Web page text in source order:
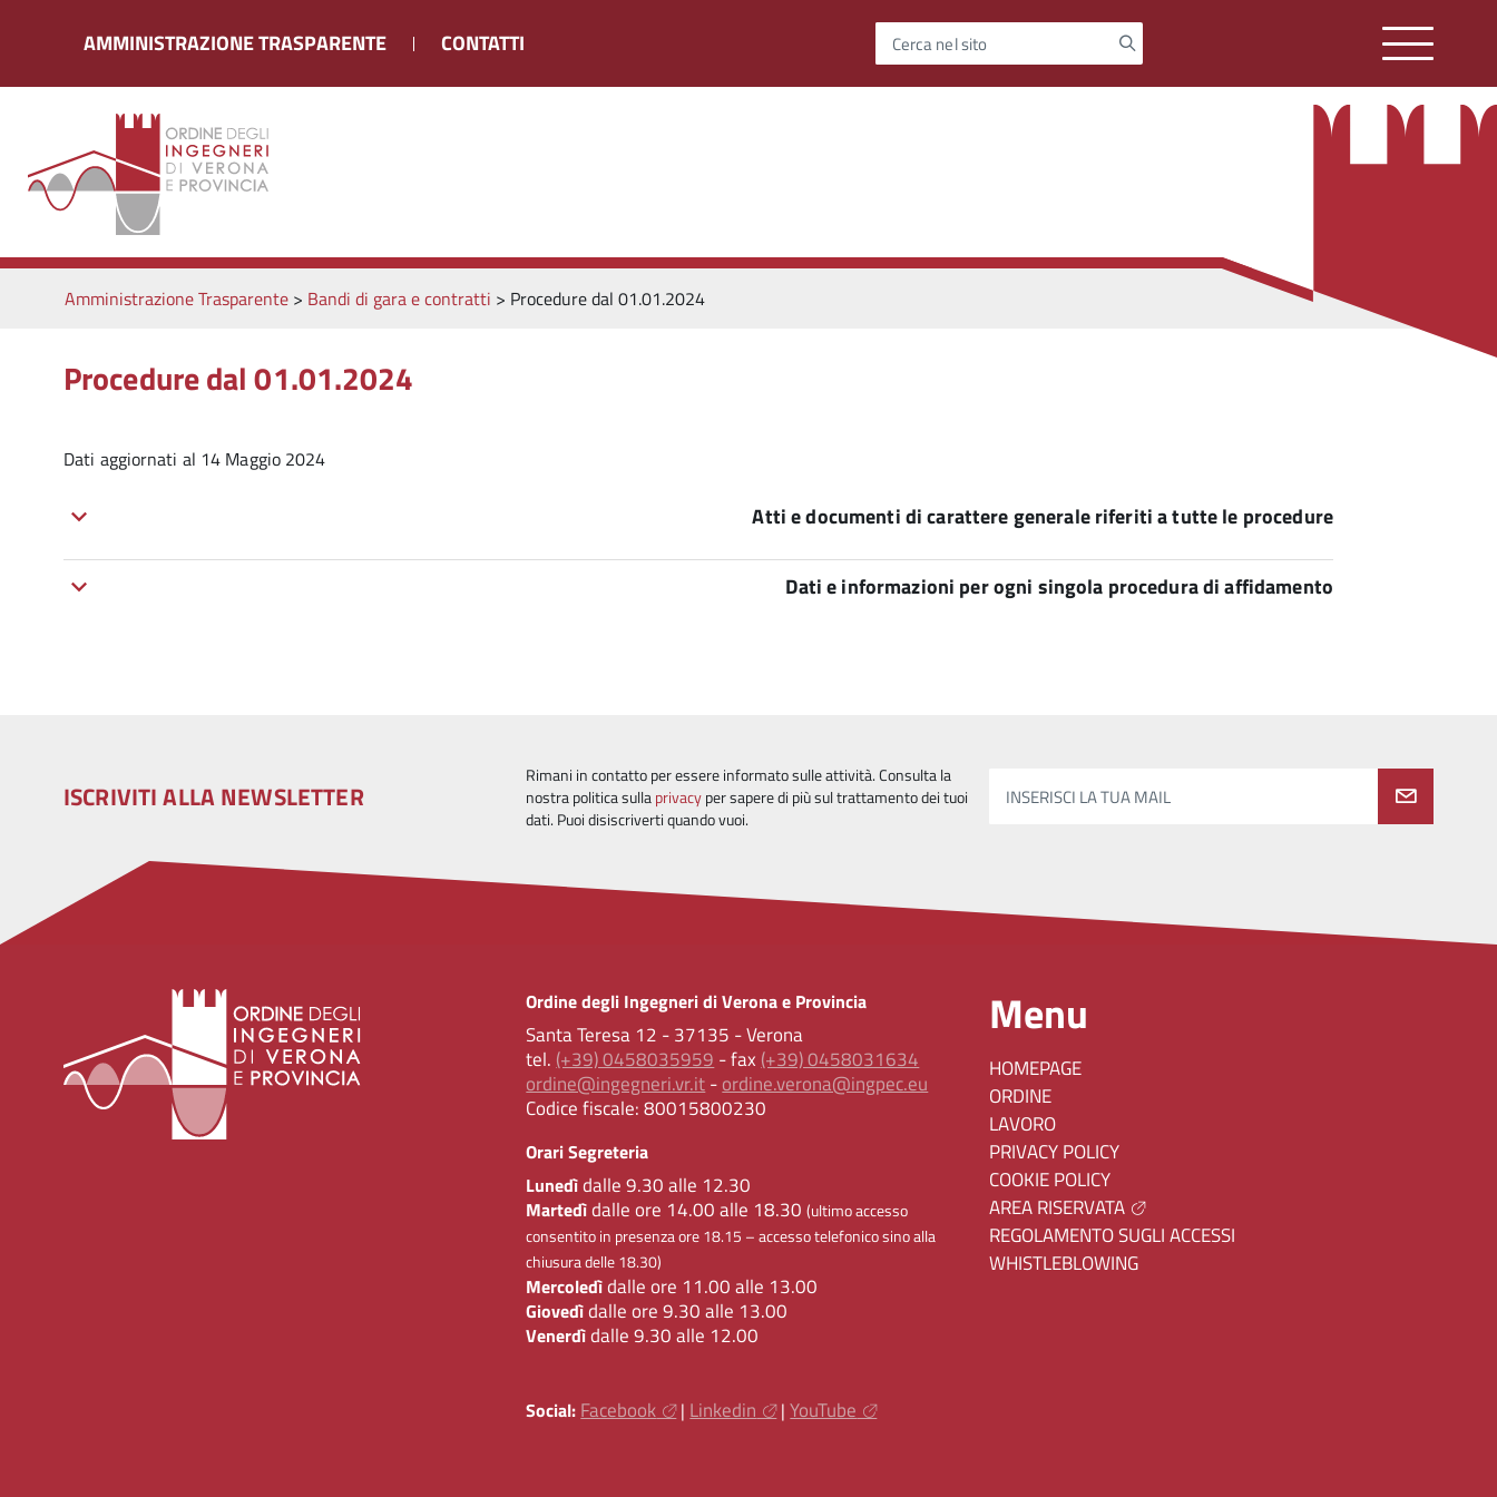
AMMINISTRAZIONE TRASPARENTE CONTATTI Cerca nel sito
Amministrazione Trasparente> Bandi di gara e contratti > Procedure dal 01.01.2024
Procedure dal 01.01.2024
Dati aggiornati al 14 Maggio 2024
Atti e documenti di carattere generale riferiti a tutte le procedure
Dati e informazioni per ogni singola procedura di affidamento
ISCRIVITI ALLA NEWSLETTER
Rimani in contatto per essere informato sulle attività. Consulta la
nostra politica sullaprivacyper sapere di più sul trattamento dei tuoi
dati. Puoi disiscriverti quando vuoi.
INSERISCI LA TUA MAIL
Ordine degli Ingegneri di Verona e Provincia
Santa Teresa 12 - 37135 - Verona
tel. (+39) 0458035959 - fax (+39) 0458031634
ordine@ingegneri.vr.it-ordine.verona@ingpec.eu
Codice fiscale:80015800230
Orari Segreteria
Lunedìdalle 9.30 alle 12.30
Martedìdalle ore 14.00 alle 18.30(ultimo accesso
consentito in presenza ore 18.15 – accesso telefonico sino alla
chiusura delle 18.30)
Mercoledìdalle ore 11.00 alle 13.00
Giovedìdalle ore 9.30 alle 13.00
Venerdìdalle 9.30 alle 12.00
Social: Facebook | Linkedin |YouTube
Menu
HOMEPAGE
ORDINE
LAVORO
PRIVACY POLICY
COOKIE POLICY
AREA RISERVATA
REGOLAMENTO SUGLI ACCESSI
WHISTLEBLOWING